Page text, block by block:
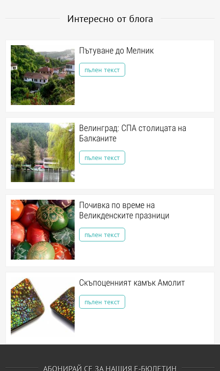
Интересно от блога
Пътуване до Мелник
пълен текст
Велинград: СПА столицата на
Балканите
пълен текст
Почивка по време на
Великденските празници
пълен текст
Скъпоценният камък Амолит
пълен текст
АБОНИРАЙ СЕ ЗА НАШИЯ Е-БЮЛЕТИН